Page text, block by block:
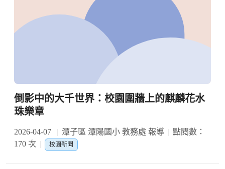
倒影中的大千世界：校園圍牆上的麒麟花水
珠樂章
2026-04-07 潭子區 潭陽國小 教務處 報導
點閱數：
170 次
校園新聞